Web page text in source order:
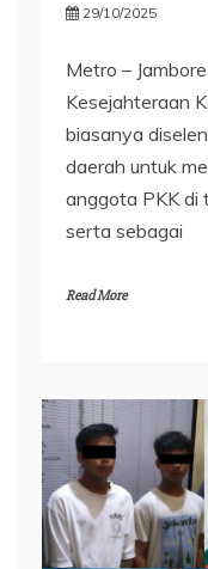
29/10/2025
Metro –
Kesejahteraan
biasanya
daerah untuk
anggota PKK di
serta sebagai
Read More